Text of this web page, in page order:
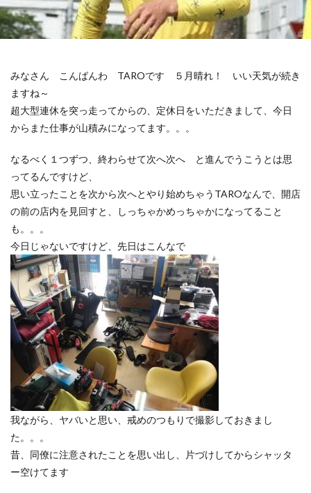
みなさん こんばんわ TAROです ５月晴れ！ いい天気が続き
ますね～
超大型連休を突っ走ってからの、定休日をいただきまして、今日
からまた仕事が山積みになってます。。。
なるべく１つずつ、終わらせて次へ次へ と進んでうこうとは思
ってるんですけど、
思い立ったことを次から次へとやり始めちゃうTAROなんで、開店
の前の店内を見回すと、しっちゃかめっちゃかになってること
も。。。
今日じゃないですけど、先日はこんなで
我ながら、ヤバいと思い、戒めのつもりで撮影しておきまし
た。。。
昔、同僚に注意されたことを思い出し、片づけしてからシャッタ
ー空けてます